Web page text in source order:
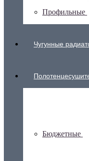
Профильные
Чугунные
Бюджетные